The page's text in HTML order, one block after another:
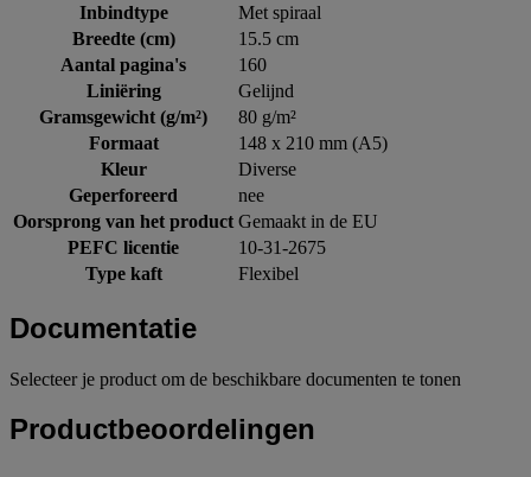
Inbindtype
Met spiraal
Breedte (cm)
15.5 cm
Aantal pagina's
160
Liniëring
Gelijnd
Gramsgewicht (g/m²)
80 g/m²
Formaat
148 x 210 mm (A5)
Kleur
Diverse
Geperforeerd
nee
Oorsprong van het product Gemaakt in de EU
PEFC licentie
10-31-2675
Type kaft
Flexibel
Documentatie
Selecteer je product om de beschikbare documenten te tonen
Productbeoordelingen